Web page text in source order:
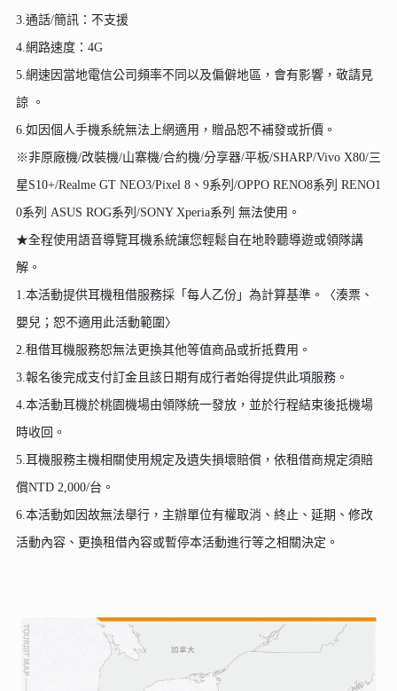
3.通話/簡訊：不支援
4.網路速度：4G
5.網速因當地電信公司頻率不同以及偏僻地區，會有影響，敬請見
諒 。
6.如因個人手機系統無法上網適用，贈品恕不補發或折價。
※非原廠機/改裝機/山寨機/合約機/分享器/平板/SHARP/Vivo X80/三
星S10+/Realme GT NEO3/Pixel 8、9系列/OPPO RENO8系列 RENO1
0系列 ASUS ROG系列/SONY Xperia系列 無法使用。
★全程使用語音導覽耳機系統讓您輕鬆自在地聆聽導遊或領隊講
解。
1.本活動提供耳機租借服務採「每人乙份」為計算基準。〈湊票、
嬰兒；恕不適用此活動範圍〉
2.租借耳機服務恕無法更換其他等值商品或折抵費用。
3.報名後完成支付訂金且該日期有成行者始得提供此項服務。
4.本活動耳機於桃園機場由領隊統一發放，並於行程結束後抵機場
時收回。
5.耳機服務主機相關使用規定及遺失損壞賠償，依租借商規定須賠
償NTD 2,000/台。
6.本活動如因故無法舉行，主辦單位有權取消、終止、延期、修改
活動內容、更換租借內容或暫停本活動進行等之相關決定。